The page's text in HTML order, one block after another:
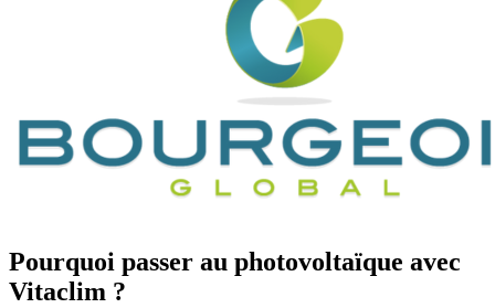
Pourquoi passer au photovoltaïque avec
Vitaclim ?​